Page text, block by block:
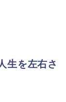
生を左右さ